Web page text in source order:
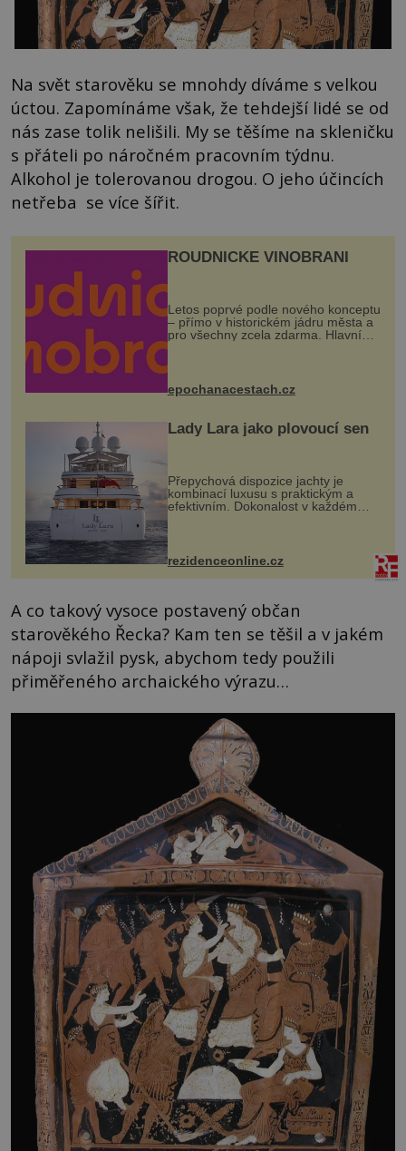
Na svět starověku se mnohdy díváme s velkou
úctou. Zapomínáme však, že tehdejší lidé se od
nás zase tolik nelišili. My se těšíme na skleničku
s přáteli po náročném pracovním týdnu.
Alkohol je tolerovanou drogou. O jeho účincích
netřeba se více šířit.
ROUDNICKÉ VINOBRANÍ
Letos poprvé podle nového konceptu
– přímo v historickém jádru města a
pro všechny zcela zdarma. Hlavní
program se odehraje na Karlově a
mohou těšit na víno, burčák, pes...
epochanacestach.cz
Lady Lara jako plovoucí sen
Přepychová dispozice jachty je
kombinací luxusu s praktickým a
efektivním. Dokonalost v každém
detailu představuje značka Fendi
Casa, kterou byly vybaveny její
paluby. Monacký přístav nabízí
každoročn...
rezidenceonline.cz
A co takový vysoce postavený občan
starověkého Řecka? Kam ten se těšil a v jakém
nápoji svlažil pysk, abychom tedy použili
přiměřeného archaického výrazu…